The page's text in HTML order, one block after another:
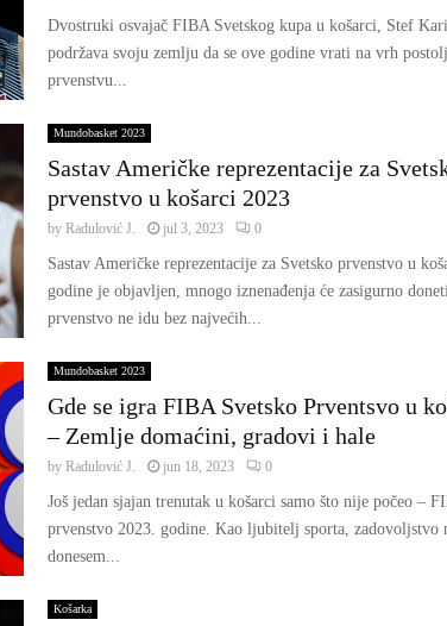
Dvostruki osvajač FIBA Svetskog kupa u košarci, Stef
podržava svoju zemlju da se ove godine vrati na vrh
prvenstvu...
Mundobasket 2023
Sastav Američke reprezentacije za
prvenstvo u košarci 2023
by Radulović J. jul 3, 2023 0
Sastav Američke reprezentacije za Svetsko prvenstvo u
godine je objavljen, mnogo iznenađenja će zasigurno
prvenstvo ne idu bez najvećih...
Mundobasket 2023
Gde se igra FIBA Svetsko Prventsvo u
– Zemlje domaćini, gradovi i hale
by Radulović J. jun 18, 2023 0
Još jedan sjajan trenutak u košarci samo što nije počeo –
prvenstvo 2023. godine. Kao ljubitelj sporta, zadovoljstvo
donesem...
Košarka